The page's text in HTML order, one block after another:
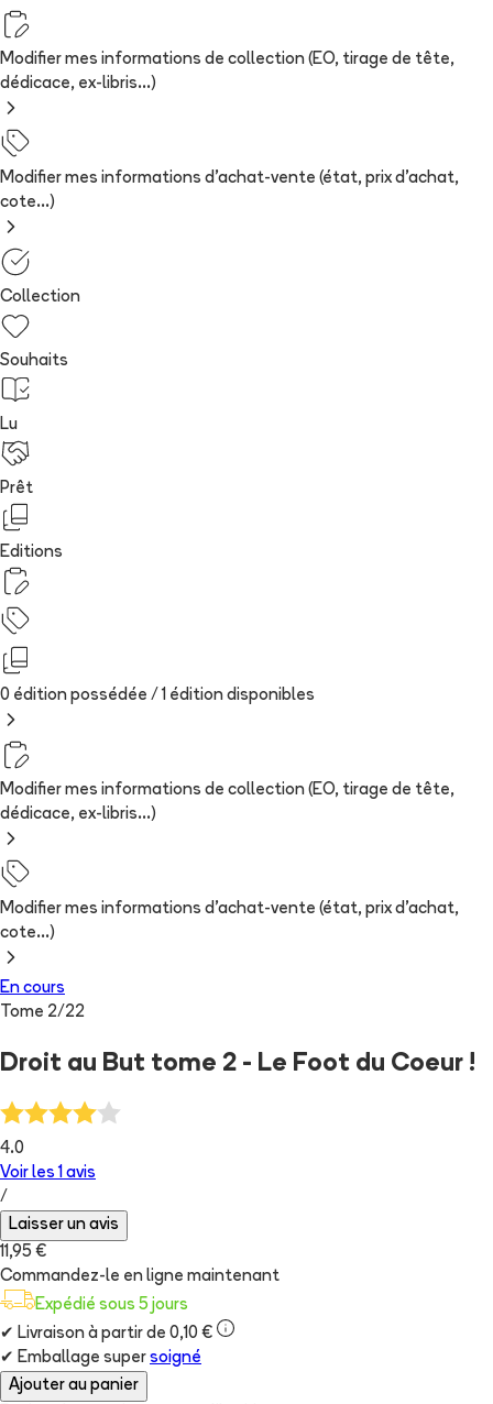
Modifier mes informations de collection (EO, tirage de tête,
dédicace, ex-libris...)
Modifier mes informations d'achat-vente (état, prix d'achat,
cote...)
Collection
Souhaits
Lu
Prêt
Editions
0 édition possédée / 1 édition disponibles
Modifier mes informations de collection (EO, tirage de tête,
dédicace, ex-libris...)
Modifier mes informations d'achat-vente (état, prix d'achat,
cote...)
En cours
Tome 2/22
Droit au But tome 2 - Le Foot du Coeur !
4.0
Voir les 1 avis
/
Laisser un avis
11,95 €
Commandez-le en ligne maintenant
Expédié sous 5 jours
✔ Livraison à partir de 0,10 €
✔ Emballage super soigné
Ajouter au panier